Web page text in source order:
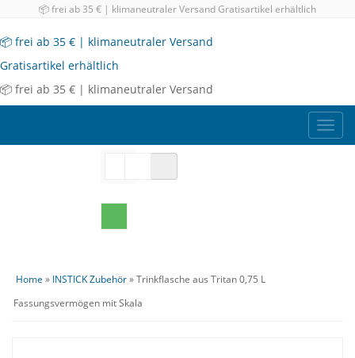
📦 frei ab 35 € | klimaneutraler VersandGratisartikel erhältlich
📦 frei ab 35 € | klimaneutraler Versand
Gratisartikel erhältlich
📦 frei ab 35 € | klimaneutraler Versand
Home » INSTICK Zubehör» Trinkflasche aus Tritan 0,75 L
Fassungsvermögen mit Skala